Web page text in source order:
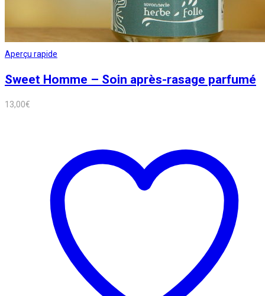
Aperçu rapide
Sweet Homme – Soin après-rasage parfumé
13,00€